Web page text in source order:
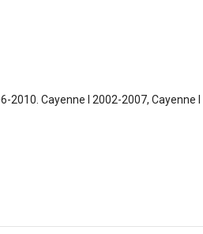
2010. Cayenne I 2002-2007, Cayenne